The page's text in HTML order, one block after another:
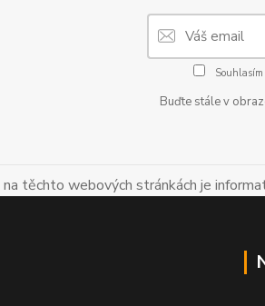
Souhlasím
Buďte stále v
těchto webových stránkách je